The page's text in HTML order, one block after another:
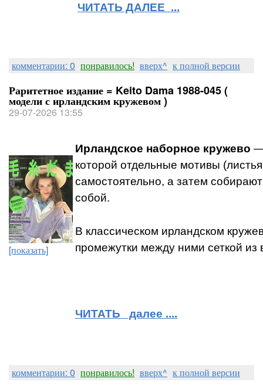
ЧИТАТЬ ДАЛЕЕ ...
комментарии: 0 понравилось! вверх^ к полной версии
Раритетное издание = Keito Dama 1988-045 (
модели с ирландским кружевом )
29-07-2026 13:55
[показать]
Ирландское наборное кружево —
которой отдельные мотивы
самостоятельно, а затем
собой.
В классическом ирландском
промежутки между ними сеткой из
ЧИТАТЬ далее ....
комментарии: 0 понравилось! вверх^ к полной версии